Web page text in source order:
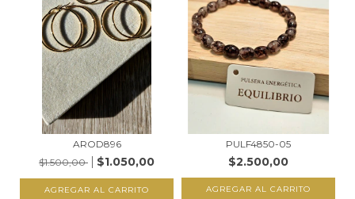
AROD896
$1.500,00
$1.050,00
AGREGAR AL CARRITO
PULF4850-05
$2.500,00
AGREGAR AL CARRITO